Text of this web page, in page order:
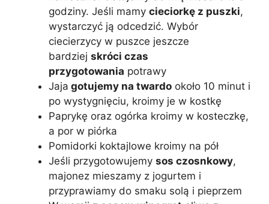
godziny. Jeśli mamy cieciorkę z puszki,
wystarczyć ją odcedzić. Wybór
ciecierzycy w puszce jeszcze
bardziej skróci czas
przygotowania potrawy
Jaja gotujemy na twardo około 10 minut i
po wystygnięciu, kroimy je w kostkę
Paprykę oraz ogórka kroimy w kosteczkę,
a por w piórka
Pomidorki koktajlowe kroimy na pół
Jeśli przygotowujemy sos czosnkowy,
majonez mieszamy z jogurtem i
przyprawiamy do smaku solą i pieprzem